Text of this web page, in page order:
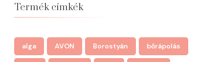
Termék címkék
alga AVON Borostyán bőrápolás